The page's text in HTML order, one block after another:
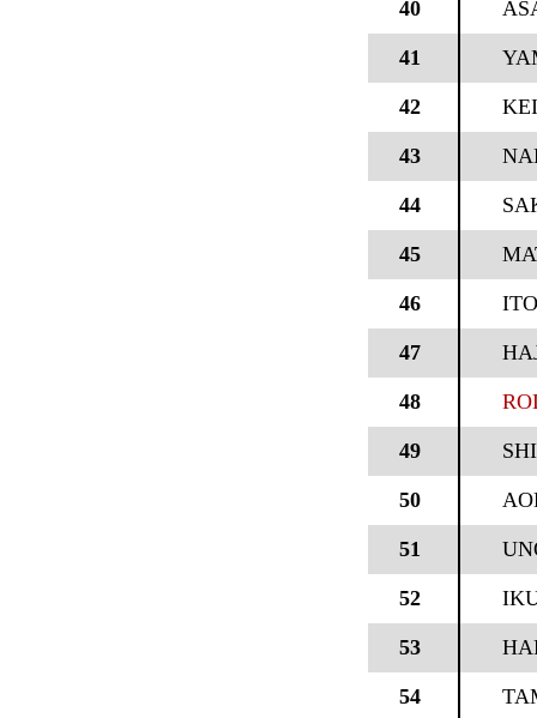
40
41
42
43
44
45
46
47
48
49
50
51
52
53
54